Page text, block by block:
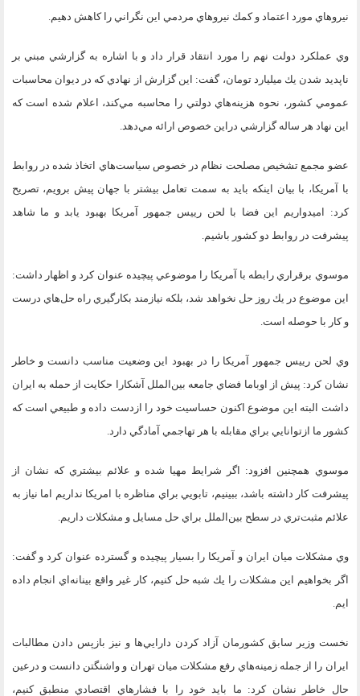
نيروهاي مورد اعتماد و كمك نيروهاي مردمي اين نگراني را كاهش دهيم.
وي عملكرد دولت نهم را مورد انتقاد قرار داد و با اشاره به گزارشي مبني بر
ناپديد شدن يك ميليارد تومان، گفت: اين گزارش از نهادي كه در ديوان محاسبات
عمومي كشور، نحوه هزينه‌هاي دولتي را محاسبه مي‌كند، اعلام شده است كه
اين نهاد هر ساله گزارشي دراين خصوص ارائه مي‌دهد.
عضو مجمع تشخيص مصلحت نظام در خصوص سياست‌هاي اتخاذ شده در روابط
با آمريكا، با بيان اينكه بايد به سمت تعامل بيشتر با جهان پيش برويم، تصريح
كرد: اميدواريم اين فضا با لحن رييس جمهور آمريكا بهبود يابد و ما شاهد
پيشرفت در روابط دو كشور باشيم.
موسوي برقراري رابطه با آمريكا را موضوعي پيچيده عنوان كرد و اظهار داشت:
اين موضوع در يك روز حل نخواهد شد، بلكه نيازمند بكارگيري راه حل‌هاي درست
و كار با حوصله است.
وي لحن رييس جمهور آمريكا را در بهبود اين وضعيت مناسب دانست و خاطر
نشان كرد: پيش از اوباما فضاي جامعه بين‌الملل آشكارا حكايت از حمله به ايران
داشت البته اين موضوع اكنون حساسيت خود را ازدست داده و طبيعي است كه
كشور ما ازتوانايي براي مقابله با هر تهاجمي آمادگي دارد.
موسوي همچنين افزود: اگر شرايط مهيا شده و علائم بيشتري كه نشان از
پيشرفت كار داشته باشد، ببينيم، تابويي براي مناظره با امريكا نداريم اما نياز به
علائم مثبت‌تري در سطح بين‌الملل براي حل مسايل و مشكلات داريم.
وي مشكلات ميان ايران و آمريكا را بسيار پيچيده و گسترده عنوان كرد و گفت:
اگر بخواهيم اين مشكلات را يك شبه حل كنيم، كار غير واقع بينانه‌اي انجام داده
ايم.
نخست وزير سابق كشورمان آزاد كردن دارايي‌ها و نيز بازپس دادن مطالبات
ايران را از جمله زمينه‌هاي رفع مشكلات ميان تهران و واشنگتن دانست و درعين
حال خاطر نشان كرد: ما بايد خود را با فشارهاي اقتصادي منطبق كنيم،